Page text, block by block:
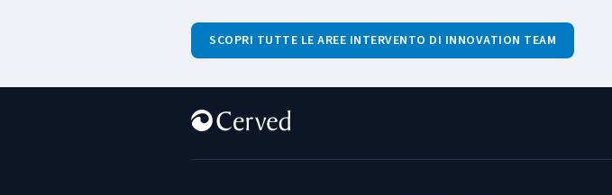
SCOPRI TUTTE LE AREE INTERVENTO DI INNOVATION TEAM